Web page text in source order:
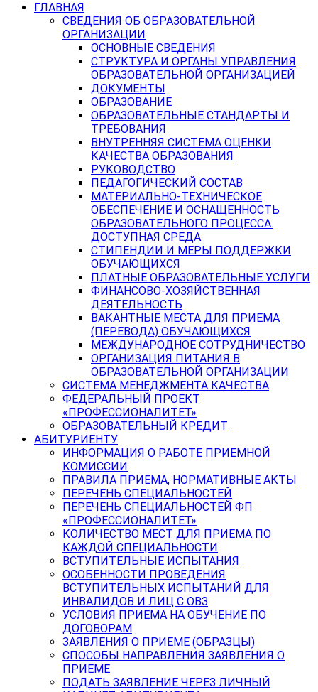
ГЛАВНАЯ
СВЕДЕНИЯ ОБ ОБРАЗОВАТЕЛЬНОЙ
ОРГАНИЗАЦИИ
ОСНОВНЫЕ СВЕДЕНИЯ
СТРУКТУРА И ОРГАНЫ УПРАВЛЕНИЯ
ОБРАЗОВАТЕЛЬНОЙ ОРГАНИЗАЦИЕЙ
ДОКУМЕНТЫ
ОБРАЗОВАНИЕ
ОБРАЗОВАТЕЛЬНЫЕ СТАНДАРТЫ И
ТРЕБОВАНИЯ
ВНУТРЕННЯЯ СИСТЕМА ОЦЕНКИ
КАЧЕСТВА ОБРАЗОВАНИЯ
РУКОВОДСТВО
ПЕДАГОГИЧЕСКИЙ СОСТАВ
МАТЕРИАЛЬНО-ТЕХНИЧЕСКОЕ
ОБЕСПЕЧЕНИЕ И ОСНАЩЕННОСТЬ
ОБРАЗОВАТЕЛЬНОГО ПРОЦЕССА.
ДОСТУПНАЯ СРЕДА
СТИПЕНДИИ И МЕРЫ ПОДДЕРЖКИ
ОБУЧАЮЩИХСЯ
ПЛАТНЫЕ ОБРАЗОВАТЕЛЬНЫЕ УСЛУГИ
ФИНАНСОВО-ХОЗЯЙСТВЕННАЯ
ДЕЯТЕЛЬНОСТЬ
ВАКАНТНЫЕ МЕСТА ДЛЯ ПРИЕМА
(ПЕРЕВОДА) ОБУЧАЮЩИХСЯ
МЕЖДУНАРОДНОЕ СОТРУДНИЧЕСТВО
ОРГАНИЗАЦИЯ ПИТАНИЯ В
ОБРАЗОВАТЕЛЬНОЙ ОРГАНИЗАЦИИ
СИСТЕМА МЕНЕДЖМЕНТА КАЧЕСТВА
ФЕДЕРАЛЬНЫЙ ПРОЕКТ
«ПРОФЕССИОНАЛИТЕТ»
ОБРАЗОВАТЕЛЬНЫЙ КРЕДИТ
АБИТУРИЕНТУ
ИНФОРМАЦИЯ О РАБОТЕ ПРИЕМНОЙ
КОМИССИИ
ПРАВИЛА ПРИЕМА, НОРМАТИВНЫЕ АКТЫ
ПЕРЕЧЕНЬ СПЕЦИАЛЬНОСТЕЙ
ПЕРЕЧЕНЬ СПЕЦИАЛЬНОСТЕЙ ФП
«ПРОФЕССИОНАЛИТЕТ»
КОЛИЧЕСТВО МЕСТ ДЛЯ ПРИЕМА ПО
КАЖДОЙ СПЕЦИАЛЬНОСТИ
ВСТУПИТЕЛЬНЫЕ ИСПЫТАНИЯ
ОСОБЕННОСТИ ПРОВЕДЕНИЯ
ВСТУПИТЕЛЬНЫХ ИСПЫТАНИЙ ДЛЯ
ИНВАЛИДОВ И ЛИЦ С ОВЗ
УСЛОВИЯ ПРИЕМА НА ОБУЧЕНИЕ ПО
ДОГОВОРАМ
ЗАЯВЛЕНИЯ О ПРИЕМЕ (ОБРАЗЦЫ)
СПОСОБЫ НАПРАВЛЕНИЯ ЗАЯВЛЕНИЯ О
ПРИЕМЕ
ПОДАТЬ ЗАЯВЛЕНИЕ ЧЕРЕЗ ЛИЧНЫЙ